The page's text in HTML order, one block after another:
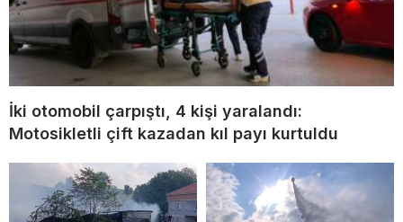
İki otomobil çarpıştı, 4 kişi yaralandı:
Motosikletli çift kazadan kıl payı kurtuldu